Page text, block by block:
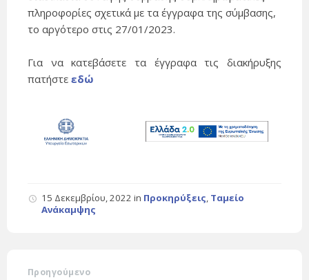
πληροφορίες σχετικά με τα έγγραφα της σύμβασης,
το αργότερο στις 27/01/2023.
Για να κατεβάσετε τα έγγραφα τις διακήρυξης
πατήστε εδώ
15 Δεκεμβρίου, 2022 in Προκηρύξεις, Ταμείο
Ανάκαμψης
Προηγούμενο